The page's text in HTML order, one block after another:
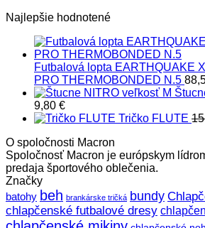
bola:
je:
Najlepšie hodnotené
Futbalová lopta EARTHQUAKE
PRO THERMOBONDED N.5
9,80 €
Tričko FLUTE
O spoločnosti Macron
Spoločnosť Macron je európskym
predaja športového oblečenia.
Značky
batohy beh brankárske tričká bundy
chlapčenské futbalové dresy